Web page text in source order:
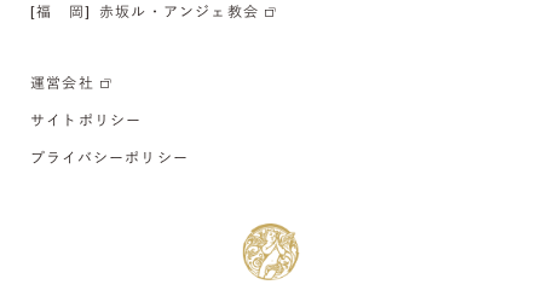
[福 岡] 赤坂ル・アンジェ教会
運営会社
サイトポリシー
プライバシーポリシー